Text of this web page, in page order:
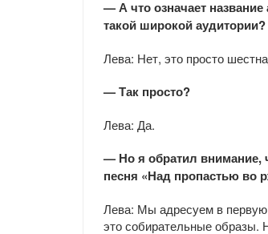
— А что означает
такой широкой аудитории?
Лева: Нет, это просто
— Так просто?
Лева: Да.
— Но я обратил внимание,
песня «Над пропастью во
Лева: Мы адресуем в первую
это собирательные образы.